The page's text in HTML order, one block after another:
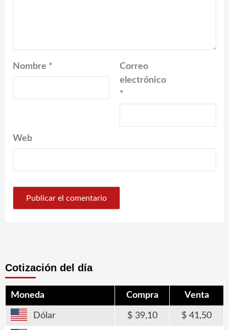
Nombre *
Correo
electrónico
*
Web
Cotización del día
Moneda Compra Venta
Dólar 39,10 41,50